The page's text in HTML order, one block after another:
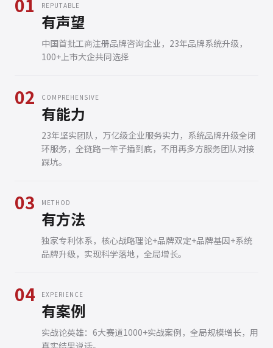
01 REPUTABLE
有声望
中国首批工商注册品牌咨询企业，23年品牌系统升级，
100+上市大企共同选择
02 COMPREHENSIVE
有能力
23年坚实团队，万亿级企业服务实力，系统品牌升级全闭
环服务，全链路一竿子插到底，不用再多方服务团队对接
踩坑。
03 METHOD
有方法
独家专利体系，核心战略理论+品牌双定+品牌基因+系统
品牌升级，实现科学落地，全局增长。
04 EXPERIENCE
有案例
实战论英雄：6大赛道1000+实战案例，全局规模增长，用
真实结果说话。